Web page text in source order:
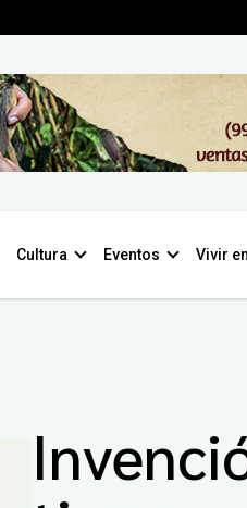
Cultura Eventos Vivir